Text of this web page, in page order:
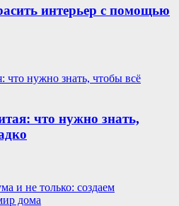
интерьер с помощью
что нужно знать,